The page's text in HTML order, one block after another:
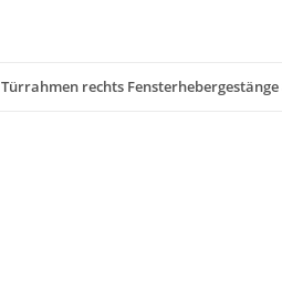
Türrahmen rechts